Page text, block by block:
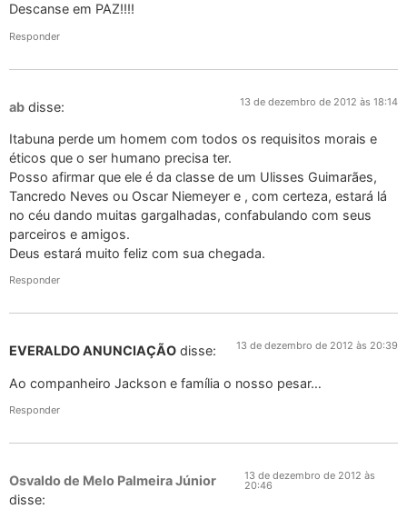
Descanse em PAZ!!!!
Responder
ab disse: 13 de dezembro de 2012 às 18:14
Itabuna perde um homem com todos os requisitos morais e
éticos que o ser humano precisa ter.
Posso afirmar que ele é da classe de um Ulisses Guimarães,
Tancredo Neves ou Oscar Niemeyer e , com certeza, estará lá
no céu dando muitas gargalhadas, confabulando com seus
parceiros e amigos.
Deus estará muito feliz com sua chegada.
Responder
EVERALDO ANUNCIAÇÃO disse: 13 de dezembro de 2012 às 20:39
Ao companheiro Jackson e família o nosso pesar…
Responder
Osvaldo de Melo Palmeira Júnior
disse:
13 de dezembro de 2012 às
20:46